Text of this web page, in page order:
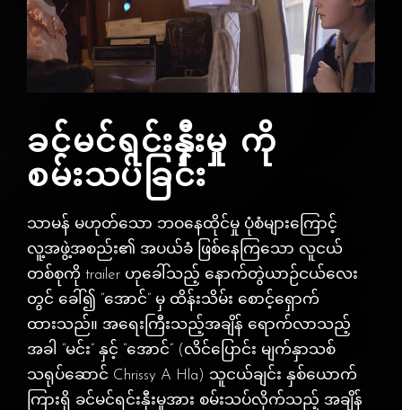
ခင်မင်ရင်းနှီးမှု ကို
စမ်းသပ်ခြင်း
သာမန် မဟုတ်သော ဘဝနေထိုင်မှု ပုံစံများကြောင့်
လူ့အဖွဲ့အစည်း၏ အပယ်ခံ ဖြစ်နေကြသော လူငယ်
တစ်စုကို trailer ဟုခေါ်သည့် နောက်တွဲယာဉ်ငယ်လေး
တွင် ခေါ်၍ “အောင်” မှ ထိန်းသိမ်း စောင့်ရှောက်
ထားသည်။ အရေးကြီးသည့်အချိန် ရောက်လာသည့်
အခါ “မင်း” နှင့် “အောင်” (လိင်ပြောင်း မျက်နှာသစ်
သရုပ်ဆောင် Chrissy A Hla) သူငယ်ချင်း နှစ်ယောက်
ကြားရှိ ခင်မင်ရင်းနှီးမှုအား စမ်းသပ်လိုက်သည့် အချိန်